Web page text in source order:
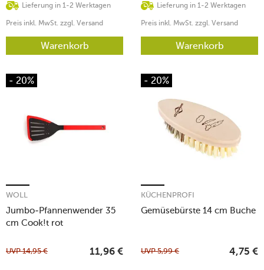
Lieferung in 1-2 Werktagen
Preis inkl. MwSt. zzgl. Versand
Warenkorb
Lieferung in 1-2 Werktagen
Preis inkl. MwSt. zzgl. Versand
Warenkorb
- 20%
Jumbo-Pfannenwender 35
cm Cook!t rot
WOLL
UVP14,95 € 11,96 €
- 20%
Gemüsebürste 14 cm Buche
KÜCHENPROFI
UVP5,99 € 4,75 €